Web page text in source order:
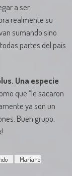
a ser
realmente su
sumando sino
partes del país
Una especie
que “le sacaron
ya son un
Buen grupo,
Mariano